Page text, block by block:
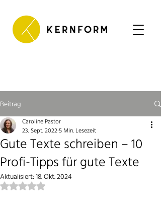
Beitrag
Gute Texte schreiben – 10
Profi-Tipps für gute Texte
Caroline Pastor
23. Sept. 20225 Min. Lesezeit
Aktualisiert:18. Okt. 2024
Mit NaN von 5 Sternen bewertet.